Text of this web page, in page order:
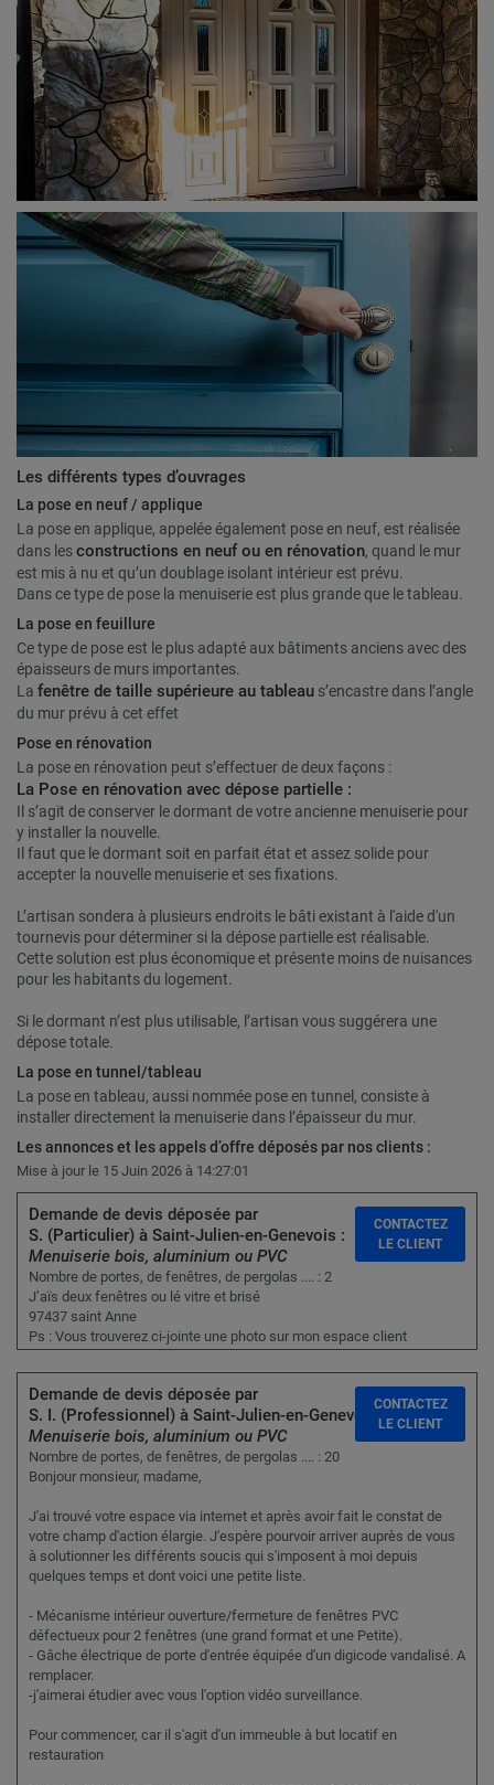
Les différents types d’ouvrages
La pose en neuf / applique
La pose en applique, appelée également pose en neuf, est réalisée
dans lesconstructions en neuf ou en rénovation, quand le mur
est mis à nu et qu’un doublage isolant intérieur est prévu.
Dans ce type de pose la menuiserie est plus grande que le tableau.
La pose en feuillure
Ce type de pose est le plus adapté aux bâtiments anciens avec des
épaisseurs de murs importantes.
La fenêtre de taille supérieure au tableau s’encastre dans l’angle
du mur prévu à cet effet
Pose en rénovation
La pose en rénovation peut s’effectuer de deux façons :
La Pose en rénovation avec dépose partielle :
Il s’agit de conserver le dormant de votre ancienne menuiserie pour
y installer la nouvelle.
Il faut que le dormant soit en parfait état et assez solide pour
accepter la nouvelle menuiserie et ses fixations.
L’artisan sondera à plusieurs endroits le bâti existant à l'aide d'un
tournevis pour déterminer si la dépose partielle est réalisable.
Cette solution est plus économique et présente moins de nuisances
pour les habitants du logement.
Si le dormant n’est plus utilisable, l’artisan vous suggérera une
dépose totale.
La pose en tunnel/tableau
La pose en tableau, aussi nommée pose en tunnel, consiste à
installer directement la menuiserie dans l’épaisseur du mur.
Les annonces et les appels d’offre déposés par nos clients :
Mise à jour le 15 Juin 2026 à 14:27:01
Demande de devis déposée par
S. (Particulier) à Saint-Julien-en-Genevois :
Menuiserie bois, aluminium ou PVC
Nombre de portes, de fenêtres, de pergolas .... : 2
J’aïs deux fenêtres ou lé vitre et brisé
97437 saint Anne
Ps : Vous trouverez ci-jointe une photo sur mon espace client
CONTACTEZ
LE CLIENT
Demande de devis déposée par
S. I. (Professionnel) à Saint-Julien-en-Genevois :
Menuiserie bois, aluminium ou PVC
Nombre de portes, de fenêtres, de pergolas .... : 20
Bonjour monsieur, madame,
J'ai trouvé votre espace via internet et après avoir fait le constat de
votre champ d'action élargie. J'espère pourvoir arriver auprès de vous
à solutionner les différents soucis qui s'imposent à moi depuis
quelques temps et dont voici une petite liste.
- Mécanisme intérieur ouverture/fermeture de fenêtres PVC
défectueux pour 2 fenêtres (une grand format et une Petite).
- Gâche électrique de porte d'entrée équipée d'un digicode vandalisé. A
remplacer.
-j'aimerai étudier avec vous l'option vidéo surveillance.
Pour commencer, car il s'agit d'un immeuble à but locatif en
restauration
CONTACTEZ
LE CLIENT